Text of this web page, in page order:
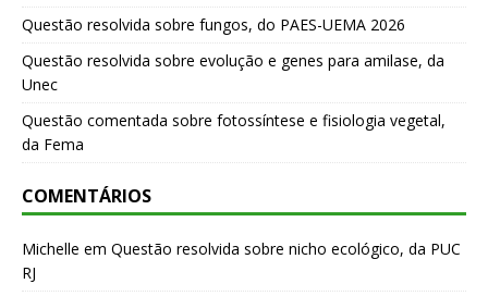
Questão resolvida sobre fungos, do PAES-UEMA 2026
Questão resolvida sobre evolução e genes para amilase, da
Unec
Questão comentada sobre fotossíntese e fisiologia vegetal,
da Fema
COMENTÁRIOS
Michelle em Questão resolvida sobre nicho ecológico, da PUC
RJ